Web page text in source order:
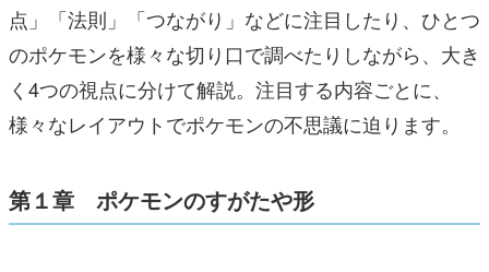
点」「法則」「つながり」などに注目したり、ひとつ
のポケモンを様々な切り口で調べたりしながら、大き
く4つの視点に分けて解説。注目する内容ごとに、
様々なレイアウトでポケモンの不思議に迫ります。
第１章 ポケモンのすがたや形